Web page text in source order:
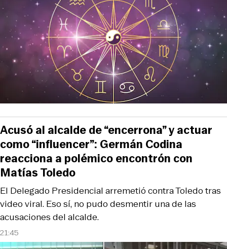
21:45
El Delegado Presidencial arremetió contra Toledo tras
video viral. Eso sí, no pudo desmentir una de las
acusaciones del alcalde.
Acusó al alcalde de “encerrona” y actuar
como “influencer”: Germán Codina
reacciona a polémico encontrón con
Matías Toledo